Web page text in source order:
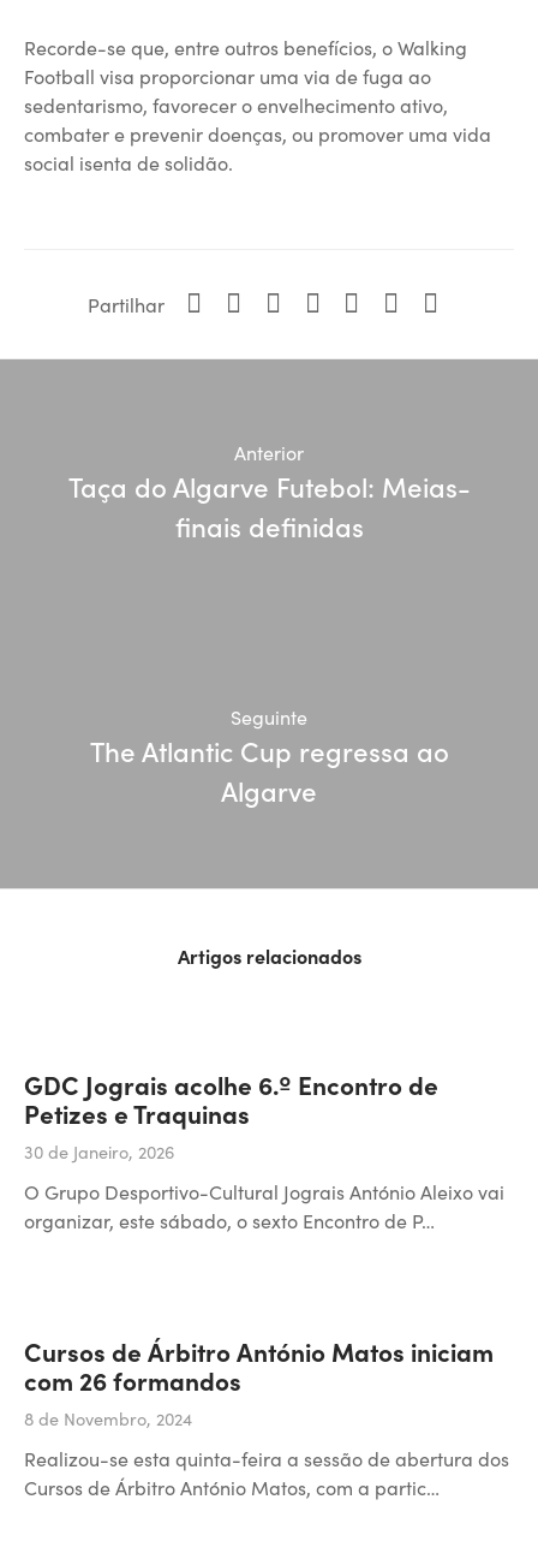
Recorde-se que, entre outros benefícios, o Walking
Football visa proporcionar uma via de fuga ao
sedentarismo, favorecer o envelhecimento ativo,
combater e prevenir doenças, ou promover uma vida
social isenta de solidão.
Partilhar
Anterior
Taça do Algarve Futebol: Meias-
finais definidas
Seguinte
The Atlantic Cup regressa ao
Algarve
Artigos relacionados
GDC Jograis acolhe 6.º Encontro de
Petizes e Traquinas
30 de Janeiro, 2026
O Grupo Desportivo-Cultural Jograis António Aleixo vai
organizar, este sábado, o sexto Encontro de P…
Cursos de Árbitro António Matos iniciam
com 26 formandos
8 de Novembro, 2024
Realizou-se esta quinta-feira a sessão de abertura dos
Cursos de Árbitro António Matos, com a partic…